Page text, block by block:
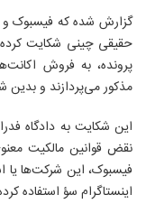
گزارش شده که فیسبوک
حقیقی چینی شکایت
پرونده، به فروش
مذکور می‌پردازند و بدین
این شکایت به دادگاه
نقض قوانین مالکیت
فیسبوک، این شرکت‌ها
اینستاگرام سؤ استفاده